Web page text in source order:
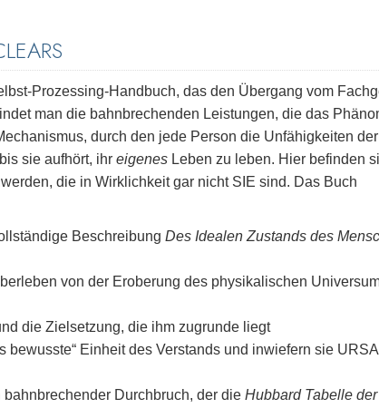
Prozessing-Handbuch, das den Übergang vom
man die bahnbrechenden Leistungen, die das
durch den jede Person die Unfähigkeiten der
sie aufhört, ihr eigenes Leben zu leben. Hier befinden
die in Wirklichkeit gar nicht SIE sind. Das Buch
Beschreibung Des Idealen Zustands des
von der Eroberung des physikalischen
die Zielsetzung, die ihm zugrunde liegt
bewusste“ Einheit des Verstands und inwiefern sie
bahnbrechender Durchbruch, der die Hubbard Tabelle der